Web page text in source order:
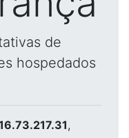
de
hospedados
,